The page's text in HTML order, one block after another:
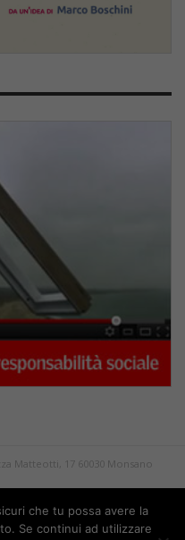
Matteotti, 17 60030 Monsano
che tu possa avere la
Se continui ad utilizzare